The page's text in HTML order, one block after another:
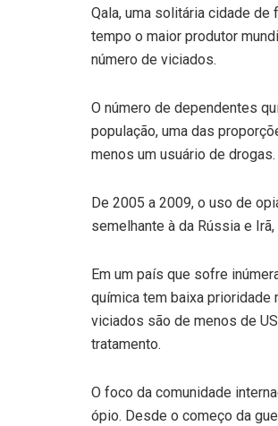
Qala, uma solitária cidade
tempo o maior produtor
número de viciados.
O número de dependentes
população, uma das
menos um usuário de
De 2005 a 2009, o uso de
semelhante à da Rússia e
Em um país que sofre
química tem baixa prioridade
viciados são de menos de
tratamento.
O foco da comunidade
ópio. Desde o começo da